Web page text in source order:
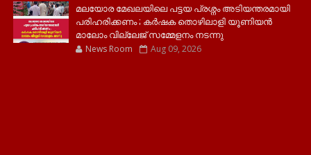
മലയോര മേഖലയിലെ പട്ടയ പ്രശ്നം അടിയന്തരമായി
പരിഹരിക്കണം ; കർഷക തൊഴിലാളി യൂണിയൻ
മാലോം വില്ലേജ് സമ്മേളനം നടന്നു
News Room Aug 09, 2026